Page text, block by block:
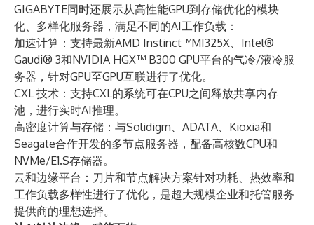
GIGABYTE同时还展示从高性能GPU到存储优化的模块
化、多样化服务器，满足不同的AI工作负载：
加速计算：支持最新AMD Instinct™MI325X、Intel®
Gaudi® 3和NVIDIA HGX™ B300 GPU平台的气冷/液冷服
务器，针对GPU至GPU互联进行了优化。
CXL 技术：支持CXL的系统可在CPU之间释放共享内存
池，进行实时AI推理。
高密度计算与存储：与Solidigm、ADATA、Kioxia和
Seagate合作开发的多节点服务器，配备高核数CPU和
NVMe/E1.S存储器。
云和边缘平台：刀片和节点解决方案针对功耗、热效率和
工作负载多样性进行了优化，是超大规模企业和托管服务
提供商的理想选择。